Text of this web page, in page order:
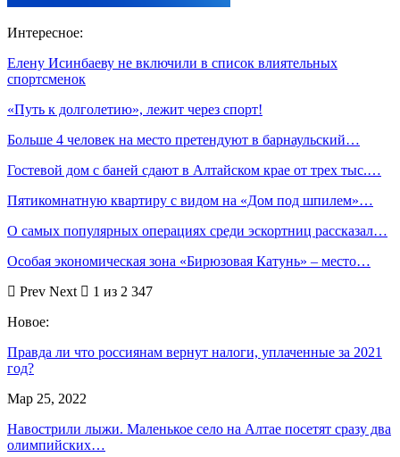
Интересное:
Елену Исинбаеву не включили в список влиятельных
спортсменок
«Путь к долголетию», лежит через спорт!
Больше 4 человек на место претендуют в барнаульский…
Гостевой дом с баней сдают в Алтайском крае от трех тыс.…
Пятикомнатную квартиру с видом на «Дом под шпилем»…
О самых популярных операциях среди эскортниц рассказал…
Особая экономическая зона «Бирюзовая Катунь» – место…
Prev Next
1 из 2 347
Новое:
Правда ли что россиянам вернут налоги, уплаченные за 2021
год?
Мар 25, 2022
Навострили лыжи. Маленькое село на Алтае посетят сразу два
олимпийских…